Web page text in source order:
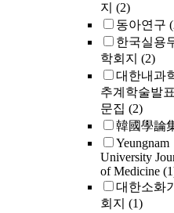
지 (2)
동아연구
한국실용
학회지 (2)
대한내과
추계학술발
문집 (2)
韓國學論
Yeungnam
University
of Medicine
대한소화
회지 (1)